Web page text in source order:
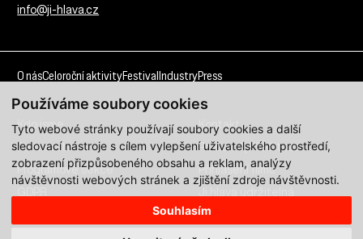
Používáme soubory cookies
Tyto webové stránky používají soubory cookies a další
sledovací nástroje s cílem vylepšení uživatelského prostředí,
zobrazení přizpůsobeného obsahu a reklam, analýzy
návštěvnosti webových stránek a zjištění zdroje návštěvnosti.
Souhlasím
info@ji-hlava.cz
O násCeloroční aktivityFestival IndustryPress
Kdo jsme
Kontakt
Partnerství
Pracovní příležitosti
Programové sekce
Přihlášení filmu